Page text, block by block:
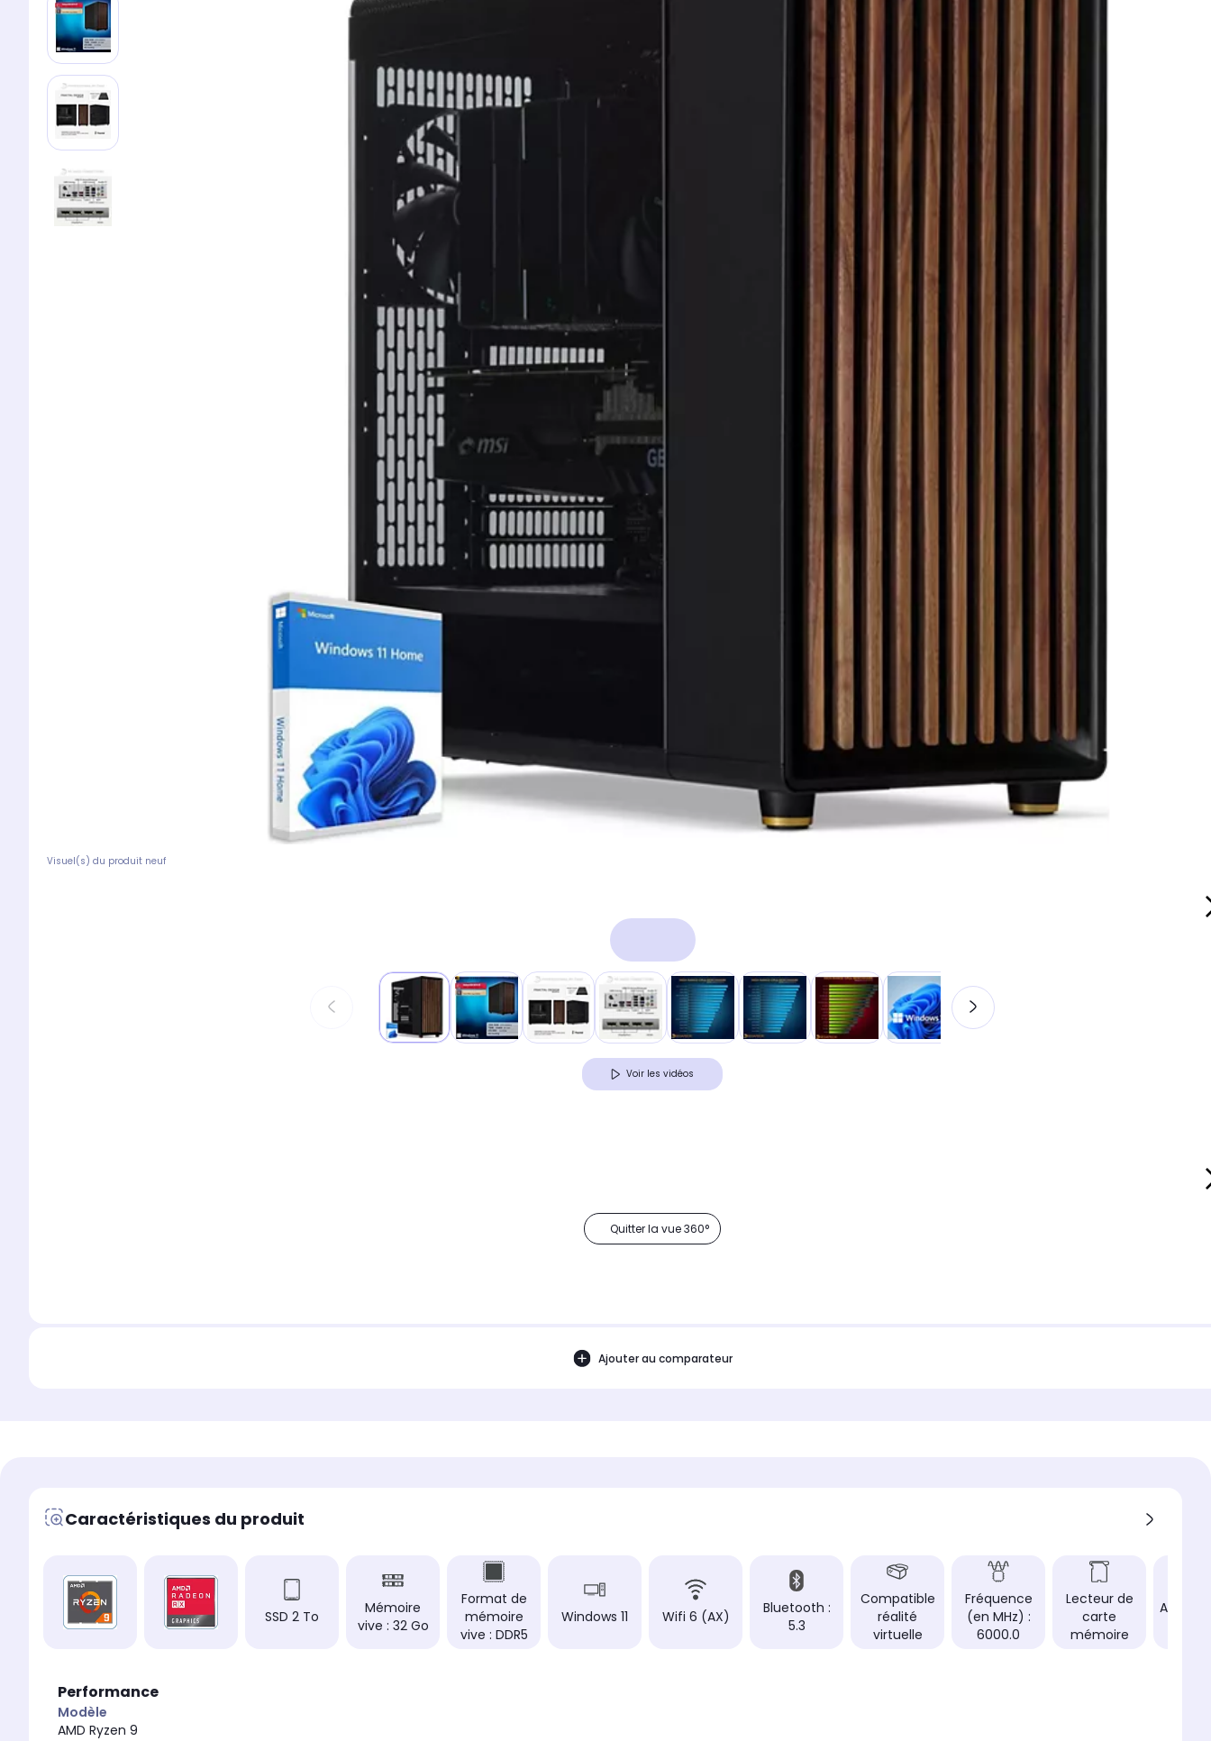
Visuel(s) du produit neuf
Voir les vidéos
Quitter la vue 360°
Ajouter au comparateur
Caractéristiques du produit
SSD 2 To
Mémoire
vive : 32 Go
Format de
mémoire
vive : DDR5
Windows 11 Wifi 6 (AX)
Bluetooth :
5.3
Compatible
réalité
virtuelle
Fréquence
(en MHz) :
6000.0
Lecteur de
carte
mémoire
Performance
Modèle
AMD Ryzen 9